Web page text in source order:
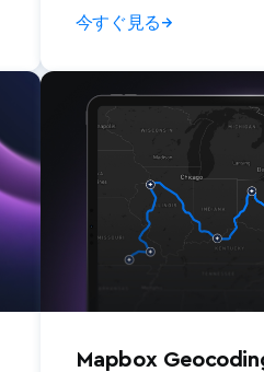
今すぐ見る→
Mapbox